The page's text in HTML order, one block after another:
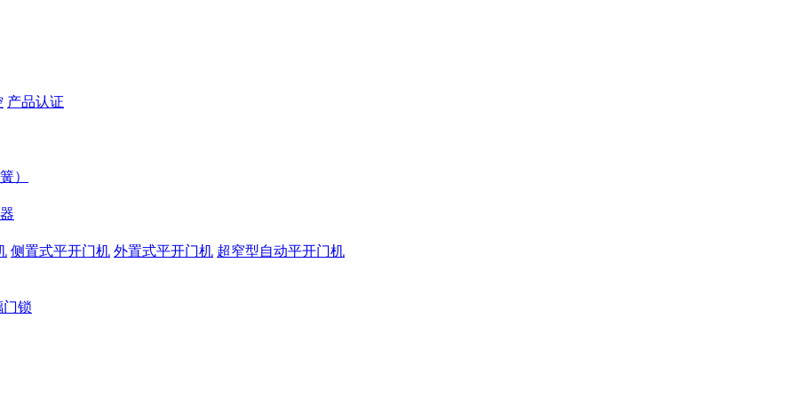
产品认证
）
侧置式平开门机 外置式平开门机 超窄型自动平开门机
门锁